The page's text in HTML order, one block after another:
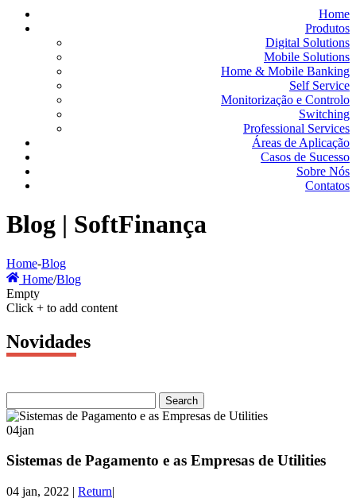
Home
Produtos
Digital Solutions
Mobile Solutions
Home & Mobile Banking
Self Service
Monitorização e Controlo
Switching
Professional Services
Áreas de Aplicação
Casos de Sucesso
Sobre Nós
Contatos
Blog | SoftFinança
Home-Blog
Home/Blog
Empty
Click + to add content
Novidades
04jan
Sistemas de Pagamento e as Empresas de Utilities
04 jan, 2022 | Return|